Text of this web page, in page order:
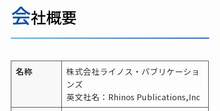
会社概要
名称
株式会社ライノス・パブリケーショ
ンズ
英文社名：Rhinos Publications,Inc